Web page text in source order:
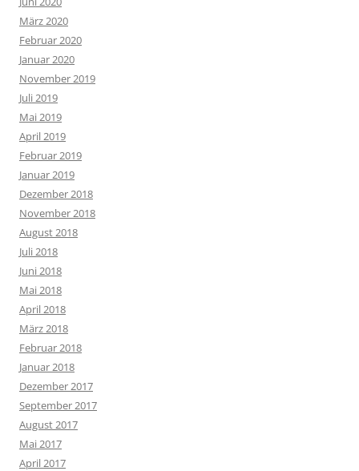
März 2020
Februar 2020
Januar 2020
November 2019
Juli 2019
Mai 2019
April 2019
Februar 2019
Januar 2019
Dezember 2018
November 2018
August 2018
Juli 2018
Juni 2018
Mai 2018
April 2018
März 2018
Februar 2018
Januar 2018
Dezember 2017
September 2017
August 2017
Mai 2017
April 2017